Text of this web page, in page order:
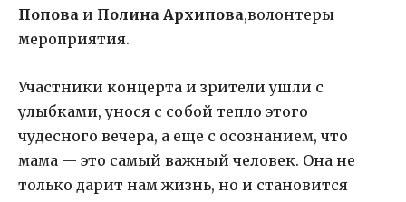
Попова и Полина Архипова,волонтеры
мероприятия.
Участники концерта и зрители ушли с
улыбками, унося с собой тепло этого
чудесного вечера, а еще с осознанием, что
мама — это самый важный человек. Она не
только дарит нам жизнь, но и становится